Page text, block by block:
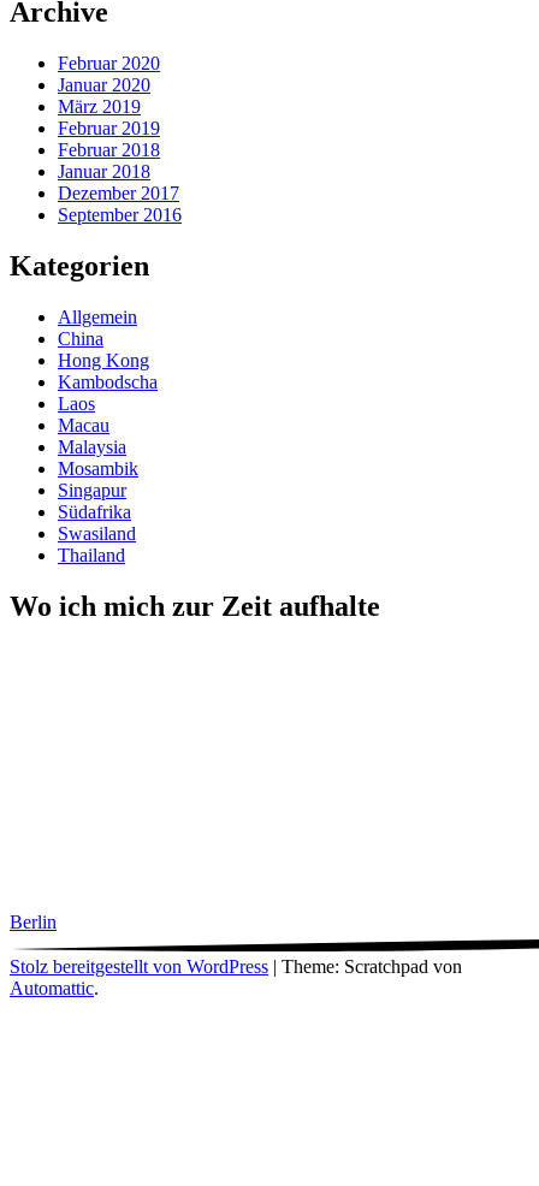
Archive
Februar 2020
Januar 2020
März 2019
Februar 2019
Februar 2018
Januar 2018
Dezember 2017
September 2016
Kategorien
Allgemein
China
Hong Kong
Kambodscha
Laos
Macau
Malaysia
Mosambik
Singapur
Südafrika
Swasiland
Thailand
Wo ich mich zur Zeit aufhalte
Berlin
Stolz bereitgestellt von WordPress | Theme: Scratchpad von
Automattic.